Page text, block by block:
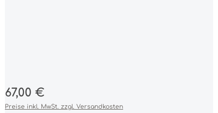
Regulärer Preis:
67,00 €
Preise inkl. MwSt. zzgl. Versandkosten